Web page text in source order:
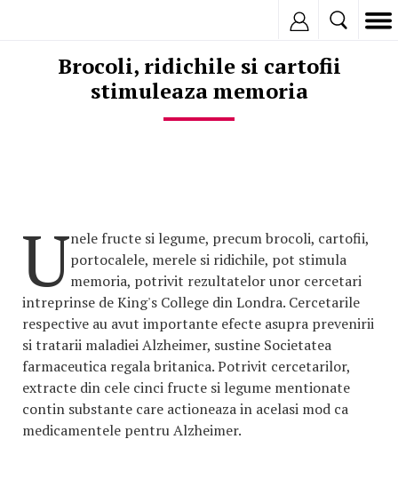
Brocoli, ridichile si cartofii
stimuleaza memoria
Unele fructe si legume, precum brocoli, cartofii,
portocalele, merele si ridichile, pot stimula
memoria, potrivit rezultatelor unor cercetari
intreprinse de King's College din Londra. Cercetarile
respective au avut importante efecte asupra prevenirii
si tratarii maladiei Alzheimer, sustine Societatea
farmaceutica regala britanica. Potrivit cercetarilor,
extracte din cele cinci fructe si legume mentionate
contin substante care actioneaza in acelasi mod ca
medicamentele pentru Alzheimer.